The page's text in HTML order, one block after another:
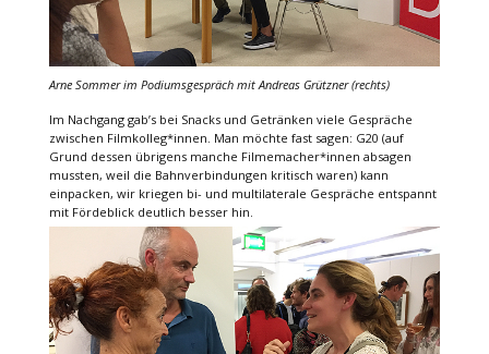
Arne Sommer im Podiumsgespräch mit Andreas Grützner (rechts)
Im Nachgang gab’s bei Snacks und Getränken viele Gespräche
zwischen Filmkolleg*innen. Man möchte fast sagen: G20 (auf
Grund dessen übrigens manche Filmemacher*innen absagen
mussten, weil die Bahnverbindungen kritisch waren) kann
einpacken, wir kriegen bi- und multilaterale Gespräche entspannt
mit Fördeblick deutlich besser hin.